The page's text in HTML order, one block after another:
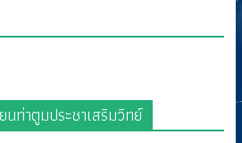
ท่าตูมประชาเสริมวิทย์